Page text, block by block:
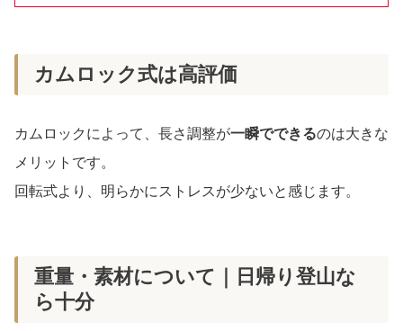
カムロック式は高評価
カムロックによって、長さ調整が一瞬でできるのは大きな
メリットです。
回転式より、明らかにストレスが少ないと感じます。
重量・素材について｜日帰り登山な
ら十分